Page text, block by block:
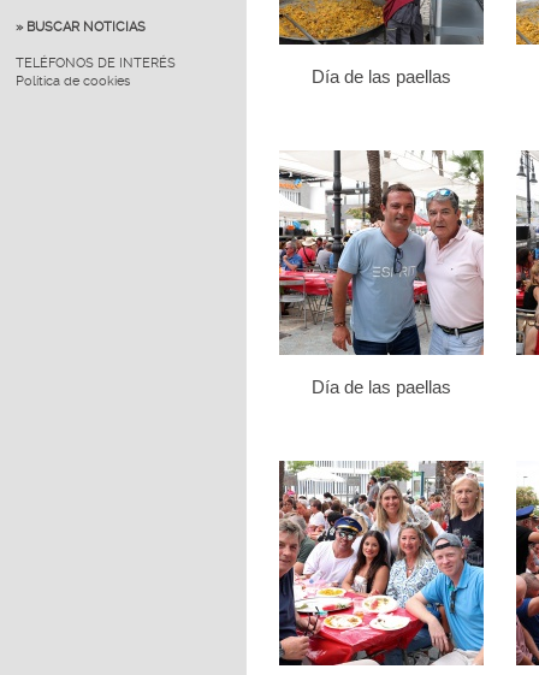
» BUSCAR NOTICIAS
TELÉFONOS DE INTERÉS
Política de cookies
Día de las paellas
Día de las paellas